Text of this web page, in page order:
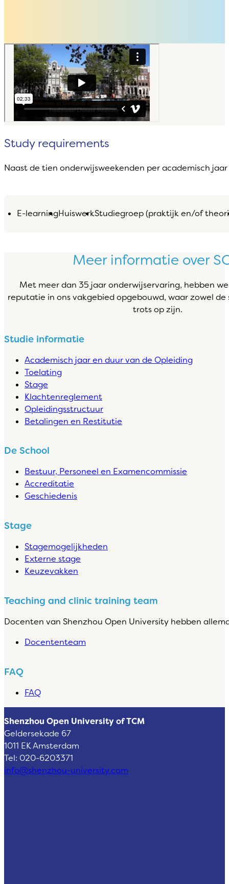
Study requirements
Naast de tien onderwijsweekenden per academisch
E-learningHuiswerkStudiegroep (praktijk en/of
Meer informatie over
Met meer dan 35 jaar onderwijservaring, hebben
reputatie in ons vakgebied opgebouwd, waar zowel de
trots op zijn.
Studie informatie
Academisch jaar en duur van de Opleiding
Toelating
Stage
Klachtenreglement
Opleidingsstructuur
Betalingen en Restitutie
De School
Bestuur, Personeel en Examencommissie
Accreditatie
Geschiedenis
Stage
Stagemogelijkheden
Externe stage
Keuzevakken
Teaching and clinic training team
Docenten van Shenzhou Open University hebben
Docententeam
FAQ
FAQ
Shenzhou Open University of TCM
Geldersekade 67
1011 EK Amsterdam
Tel: 020-6203371
info@shenzhou-university.com